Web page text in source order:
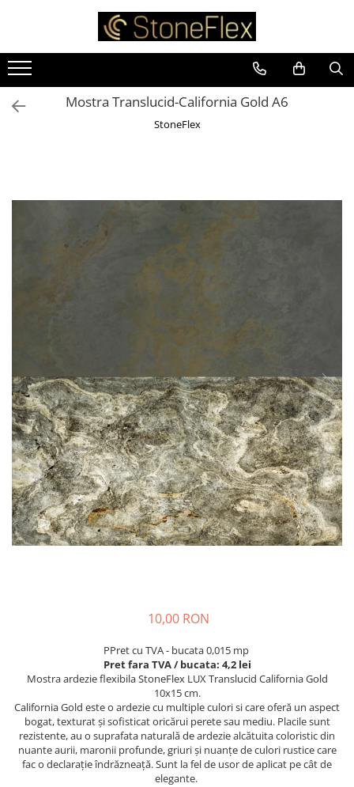
Mostra Translucid-California Gold A6
StoneFlex
10,00 RON
PPret cu TVA - bucata 0,015 mp
Pret fara TVA / bucata: 4,2 lei
Mostra ardezie flexibila StoneFlex LUX Translucid California Gold
10x15 cm.
California Gold este o ardezie cu multiple culori si care oferă un aspect
bogat, texturat și sofisticat oricărui perete sau mediu. Placile sunt
rezistente, au o suprafata naturală de ardezie alcătuita coloristic din
nuante aurii, maronii profunde, griuri și nuanțe de culori rustice care
fac o declarație îndrăzneață. Sunt la fel de usor de aplicat pe cât de
elegante.